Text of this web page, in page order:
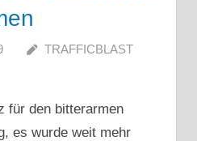
TRAFFICBLAST
für den bitterarmen
es wurde weit mehr